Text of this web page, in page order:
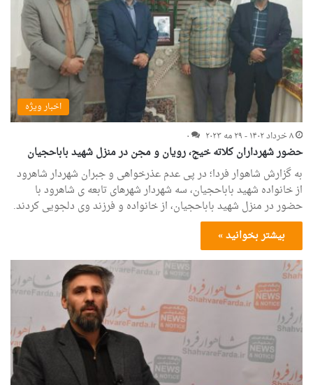
اخبار ویژه
۸ خرداد ۱۴۰۲ - ۲۹ مه ۲۰۲۳
۰
حضور شهرداران کلاته خیج، رویان و مجن در منزل شهید باباحجیان
به گزارش شاهوار فردا؛ در پی عدم عذرخواهی و جبران شهردار شاهرود
از خانواده شهید باباحجیان، سه شهردار شهرهای تابعه ی شاهرود با
حضور در منزل شهید باباحجیان، از خانواده و فرزند وی دلجویی کردند.
بیشتر بخوانید »